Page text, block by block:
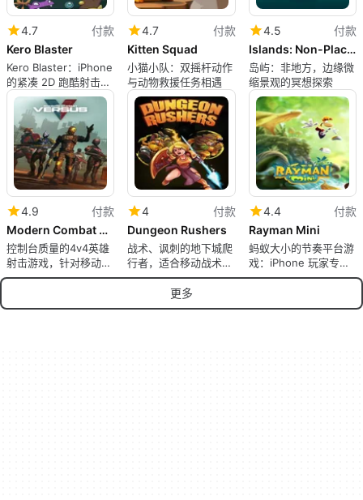
4.7
付款
Kero Blaster
Kero Blaster：iPhone
的紧凑 2D 跑酷射击动
作
4.7
付款
Kitten Squad
小猫小队：双摇杆动作
与动物救援任务相遇
4.5
付款
Islands: Non-Places
岛屿：非地方，边缘微
缩景观的冥想探索
4.9
付款
Modern Combat Versus
控制台质量的4v4英雄
射击游戏，针对移动游
戏进行了优化
4
付款
Dungeon Rushers
战术、讽刺的地下城爬
行者，适合移动战术爱
好者
4.4
付款
Rayman Mini
蚂蚁大小的节奏平台游
戏：iPhone 玩家专属
的 Rayman Mini
更多